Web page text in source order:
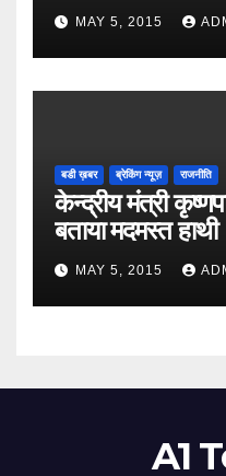
MAY 5, 2015
बडी ख़बर ब्रेकिंग न्यूज़ राजनीति
केन्द्रीय मंत्री
बताया मदमस्त हाथी
MAY 5, 2015
A1